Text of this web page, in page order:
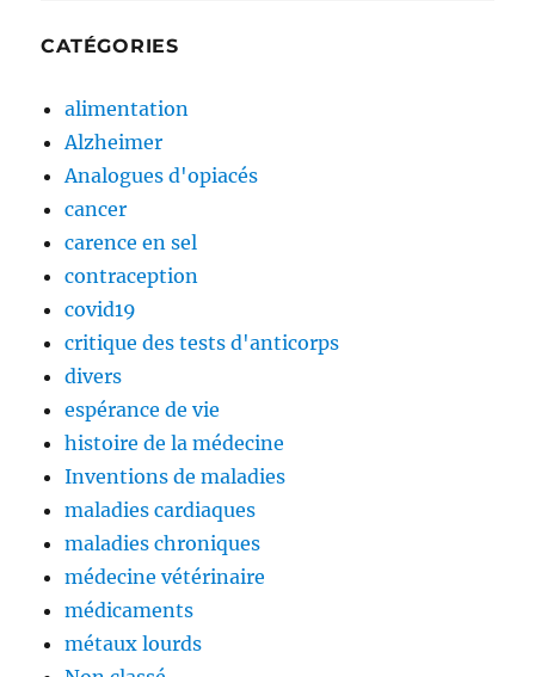
CATÉGORIES
alimentation
Alzheimer
Analogues d'opiacés
cancer
carence en sel
contraception
covid19
critique des tests d'anticorps
divers
espérance de vie
histoire de la médecine
Inventions de maladies
maladies cardiaques
maladies chroniques
médecine vétérinaire
médicaments
métaux lourds